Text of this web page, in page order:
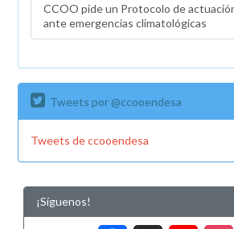
CCOO pide un Protocolo de
ante emergencias climatológicas
Tweets por @ccooendesa
Tweets de ccooendesa
¡Síguenos!